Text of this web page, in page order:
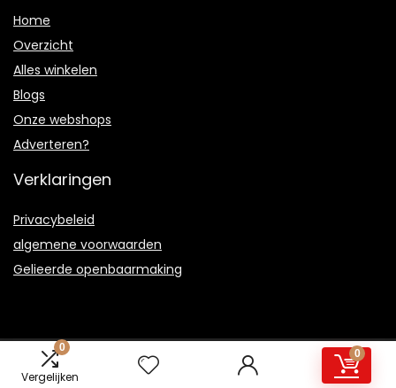
0
Vergelijken
0
Home
Overzicht
Alles winkelen
Blogs
Onze webshops
Adverteren?
Verklaringen
Privacybeleid
algemene voorwaarden
Gelieerde openbaarmaking
2021 © Animalfun.be Alle rechten voorbehouden